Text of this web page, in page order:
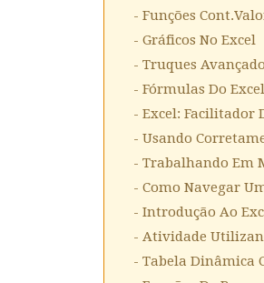
- Funções
- Gráficos No Excel
- Truques
- Fórmulas Do
- Excel: Facilitador
- Usando
- Trabalhando Em
- Como Navegar
- Introdução Ao
- Atividade
- Tabela Dinâmica